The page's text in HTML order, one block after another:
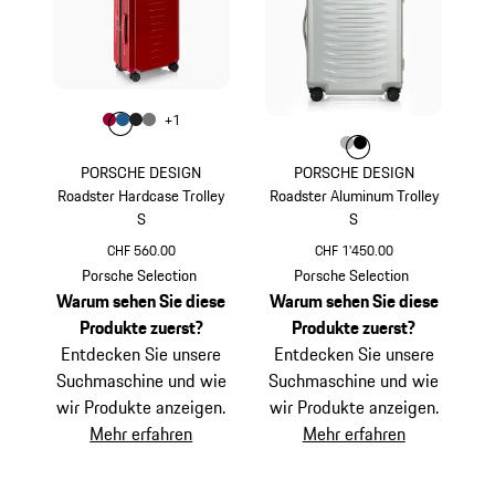
PORSCHE DESIGN
Roadster Hardcase Trolley
S
CHF 560.00
karminrot
Farbe
Farbekarminrot
Farbe mattblau
Farbemattschwarz
Farbe
+1
Porsche Selection
Warum sehen Sie diese
Produkte zuerst?
Entdecken Sie unsere
Suchmaschine und wie
wir Produkte anzeigen.
Mehr erfahren
PORSCHE DESIGN
Roadster Aluminum Trolley
S
CHF 1'450.00
silber
Farbe
FarbeFarbe
Porsche Selection
Warum sehen Sie diese
Produkte zuerst?
Entdecken Sie unsere
Suchmaschine und wie
wir Produkte anzeigen.
Mehr erfahren